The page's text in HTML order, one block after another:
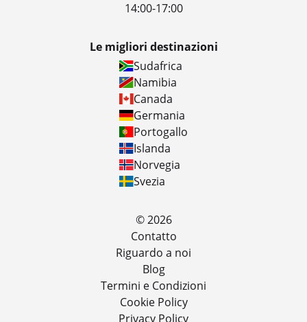
14:00-17:00
Le migliori destinazioni
Sudafrica
Namibia
Canada
Germania
Portogallo
Islanda
Norvegia
Svezia
© 2026
Contatto
Riguardo a noi
Blog
Termini e Condizioni
Cookie Policy
Privacy Policy